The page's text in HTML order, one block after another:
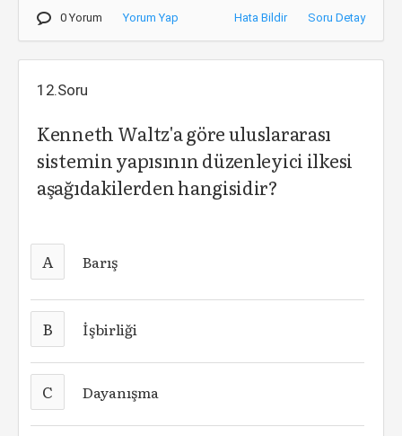
0 Yorum Yorum Yap Hata Bildir Soru Detay
12.Soru
Kenneth Waltz'a göre uluslararası
sistemin yapısının düzenleyici ilkesi
aşağıdakilerden hangisidir?
A Barış
B İşbirliği
C Dayanışma